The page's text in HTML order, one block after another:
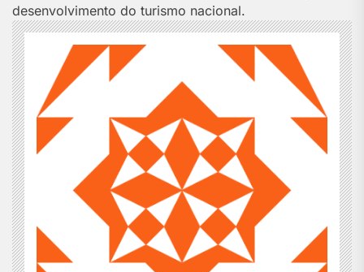
desenvolvimento do turismo nacional.